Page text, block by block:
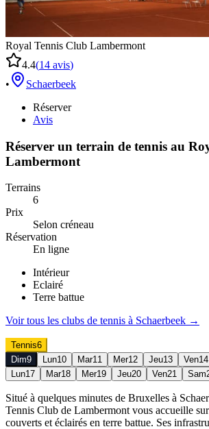
Royal Tennis Club Lambermont
4.4(14 avis)
•
Schaerbeek
Réserver
Avis
Réserver un terrain de tennis au
Lambermont
Terrains
6
Prix
Selon créneau
Réservation
En ligne
Intérieur
Eclairé
Terre battue
Voir tous les clubs de tennis à Schaerbeek →
Tennis6
Dim9 Lun10 Mar11 Mer12 Jeu13 Ven14
Lun17 Mar18 Mer19 Jeu20 Ven21 Sam
Situé à quelques minutes de Bruxelles à
Tennis Club de Lambermont vous accueille
couverts et éclairés en terre battue. Ses